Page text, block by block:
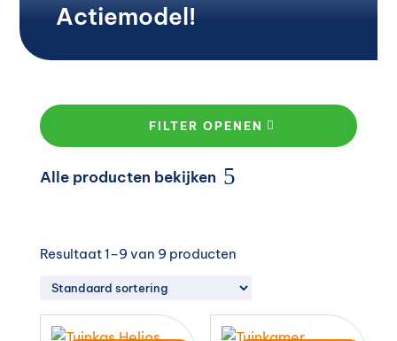
Actiemodel!
FILTER OPENEN
Alle producten bekijken
Resultaat 1–9 van 9 producten